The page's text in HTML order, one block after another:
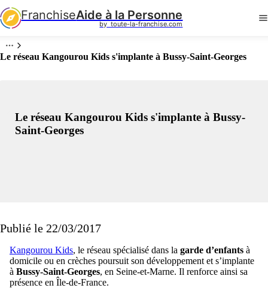
FranchiseAide à la Personne
by  toute-la-franchise.com
Le réseau Kangourou Kids s'implante à Bussy-Saint-Georges
Le réseau Kangourou Kids s'implante à Bussy-
Saint-Georges
Publié le 22/03/2017
Kangourou Kids, le réseau spécialisé dans la garde d’enfants à
domicile ou en crèches poursuit son développement et s’implante
à Bussy-Saint-Georges, en Seine-et-Marne. Il renforce ainsi sa
présence en Île-de-France.